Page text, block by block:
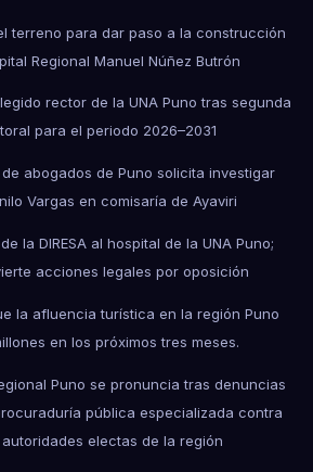
terreno para dar paso a la construcción
Regional Manuel Núñez Butrón
rector de la UNA Puno tras segunda
para el periodo 2026–2031
abogados de Puno solicita investigar
Vargas en comisaría de Ayaviri
la DIRESA al hospital de la UNA Puno;
acciones legales por oposición
la afluencia turística en la región Puno
en los próximos tres meses.
Puno se pronuncia tras denuncias
pública especializada contra
electas de la región